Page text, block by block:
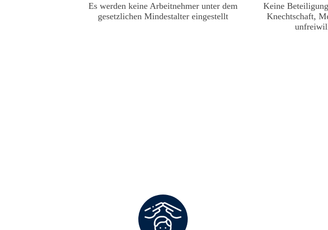
Es werden keine Arbeitnehmer unter dem
gesetzlichen Mindestalter eingestellt
Keine
Knechtschaft,